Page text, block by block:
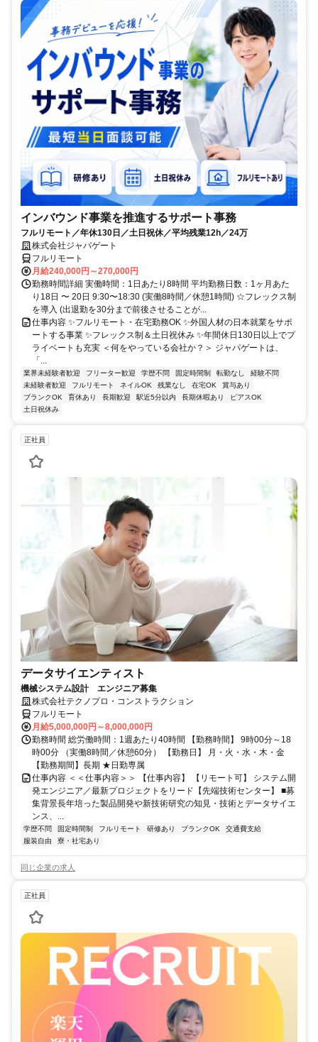
インバウンド事業を推進するサポート事務
フルリモート／年休130日／土日祝休／平均残業12h／24万
株式会社ジャパゲート
フルリモート
月給240,000円～270,000円
勤務時間詳細 実働時間：1日あたり8時間 平均勤務日数：1ヶ月あた
り18日 〜 20日 9:30〜18:30 (実働8時間／休憩1時間) ☆フレックス制
を導入 (出退勤を30分まで前後させることが...
仕事内容 ✨フルリモート・在宅勤務OK ✨外国人材の日本就業をサポ
ートする事業 ✨フレックス制＆土日祝休み ✨年間休日130日以上でプ
ライベートも充実 ＜何をやっている会社か？＞ ジャパゲートは、
「...
業界未経験者歓迎 フリーター歓迎 学歴不問 固定時間制 転勤なし
経験不問
未経験者歓迎
フルリモート ネイルOK 残業なし 在宅OK
賞与あり
ブランクOK
育休あり 長期歓迎 駅近5分以内 長期休暇あり
ピアスOK
土日祝休み
正社員
データサイエンティスト
機械システム設計 エンジニア募集
株式会社テクノプロ・コンストラクション
フルリモート
月給5,000,000円～8,000,000円
勤務時間 総労働時間：1週あたり40時間 【勤務時間】 9時00分～18
時00分 （実働8時間／休憩60分） 【勤務日】 月・火・水・木・金
【勤務期間】長期 ★日勤専属
仕事内容 ＜＜仕事内容＞＞ 【仕事内容】 【リモート可】 システム開
発エンジニア／最新プロジェクトをリード【先端技術センター】 ■募
集背景長年培った製品開発や新技術研究の知見・技術とデータサイエ
ンス、...
学歴不問 固定時間制 フルリモート 研修あり ブランクOK
交通費支給
服装自由
寮・社宅あり
同じ企業の求人
正社員